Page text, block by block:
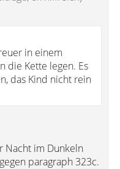
in einem
die Kette legen. Es
das Kind nicht rein
Nacht im Dunkeln
paragraph 323c.